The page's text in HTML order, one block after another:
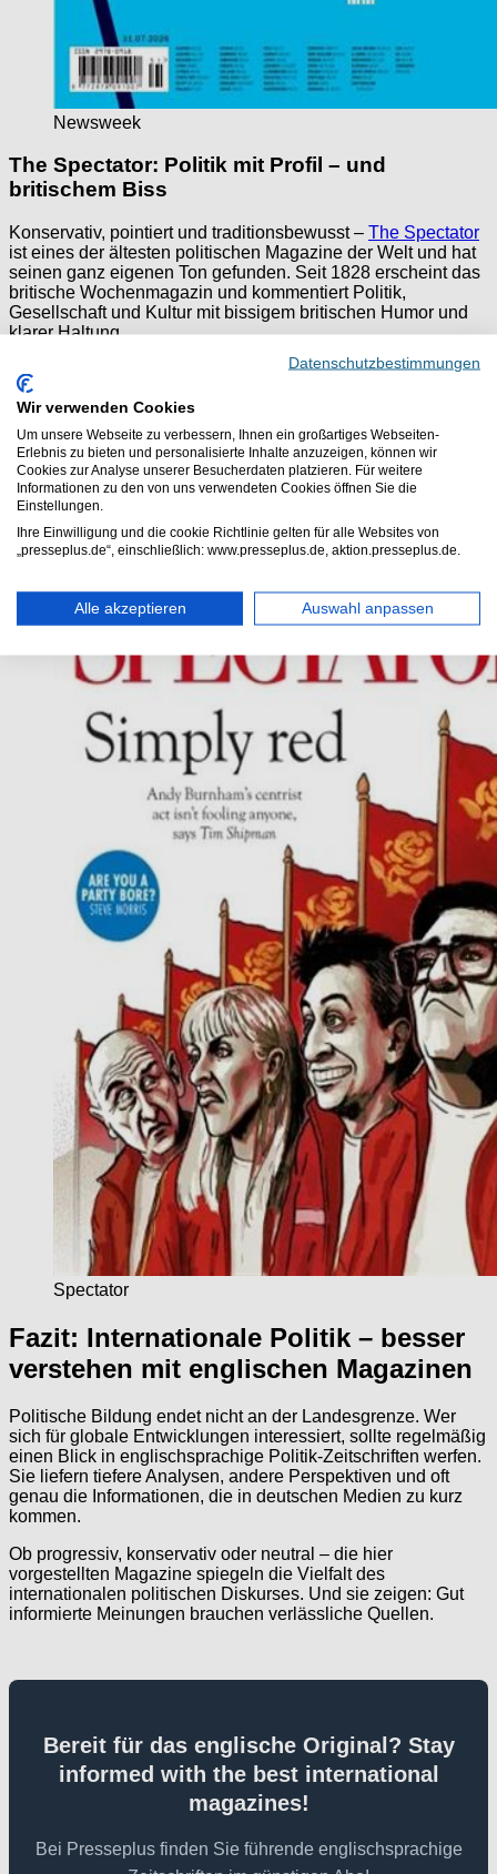
Newsweek
The Spectator: Politik mit Profil – und
britischem Biss
Konservativ, pointiert und traditionsbewusst – The Spectator
ist eines der ältesten politischen Magazine der Welt und hat
seinen ganz eigenen Ton gefunden. Seit 1828 erscheint das
britische Wochenmagazin und kommentiert Politik,
Gesellschaft und Kultur mit bissigem britischen Humor und
klarer Haltung.
Auch wenn die Perspektive nicht jeder Leserin und jedem
Leser entsprechen mag, ist The Spectator ein lesenswerter
Gegenpol in der englischen Medienlandschaft. Stilistisch
brillant, meinungsstark – und nie langweilig.
Ideal für:Leser mit Interesse an konservativen Positionen,
an Kulturdebatten und britischer Politik
Spectator
Fazit: Internationale Politik – besser
verstehen mit englischen Magazinen
Politische Bildung endet nicht an der Landesgrenze. Wer
sich für globale Entwicklungen interessiert, sollte regelmäßig
einen Blick in englischsprachige Politik-Zeitschriften werfen.
Sie liefern tiefere Analysen, andere Perspektiven und oft
genau die Informationen, die in deutschen Medien zu kurz
kommen.
Ob progressiv, konservativ oder neutral – die hier
vorgestellten Magazine spiegeln die Vielfalt des
internationalen politischen Diskurses. Und sie zeigen: Gut
informierte Meinungen brauchen verlässliche Quellen.
Bereit für das englische Original? Stay
informed with the best international
magazines!
Bei Presseplus finden Sie führende englischsprachige
Datenschutzbestimmungen
Wir verwenden Cookies
Um unsere Webseite zu verbessern, Ihnen ein großartiges Webseiten-
Erlebnis zu bieten und personalisierte Inhalte anzuzeigen, können wir
Cookies zur Analyse unserer Besucherdaten platzieren. Für weitere
Informationen zu den von uns verwendeten Cookies öffnen Sie die
Einstellungen.
Ihre Einwilligung und die cookie Richtlinie gelten für alle Websites von
„presseplus.de“, einschließlich: www.presseplus.de, aktion.presseplus.de.
Alle akzeptieren Auswahl anpassen